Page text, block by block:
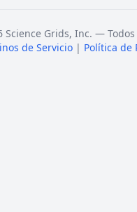
Science Grids, Inc. —
de Servicio | Política de